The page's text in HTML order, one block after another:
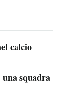
calcio
squadra